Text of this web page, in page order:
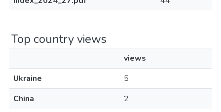
Top country views
views
Ukraine
5
China
2